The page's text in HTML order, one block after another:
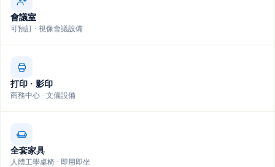
會議室
可預訂 · 視像會議設備
打印 · 影印
商務中心 · 文儀設備
全套家具
人體工學桌椅 · 即用即坐